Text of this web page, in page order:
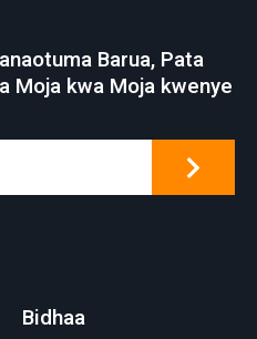
Barua, Pata
Moja kwa Moja kwenye
Bidhaa